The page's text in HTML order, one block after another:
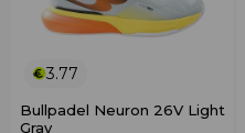
3.77
Bullpadel Neuron 26V Light
Gray